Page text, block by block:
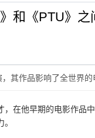
和《PTU》之
其作品影响了全世界
在他早期的电影作品